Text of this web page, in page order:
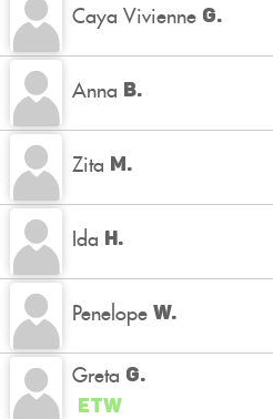
Caya Vivienne G.
Anna B.
Zita M.
Ida H.
Penelope W.
Greta G.
ETW